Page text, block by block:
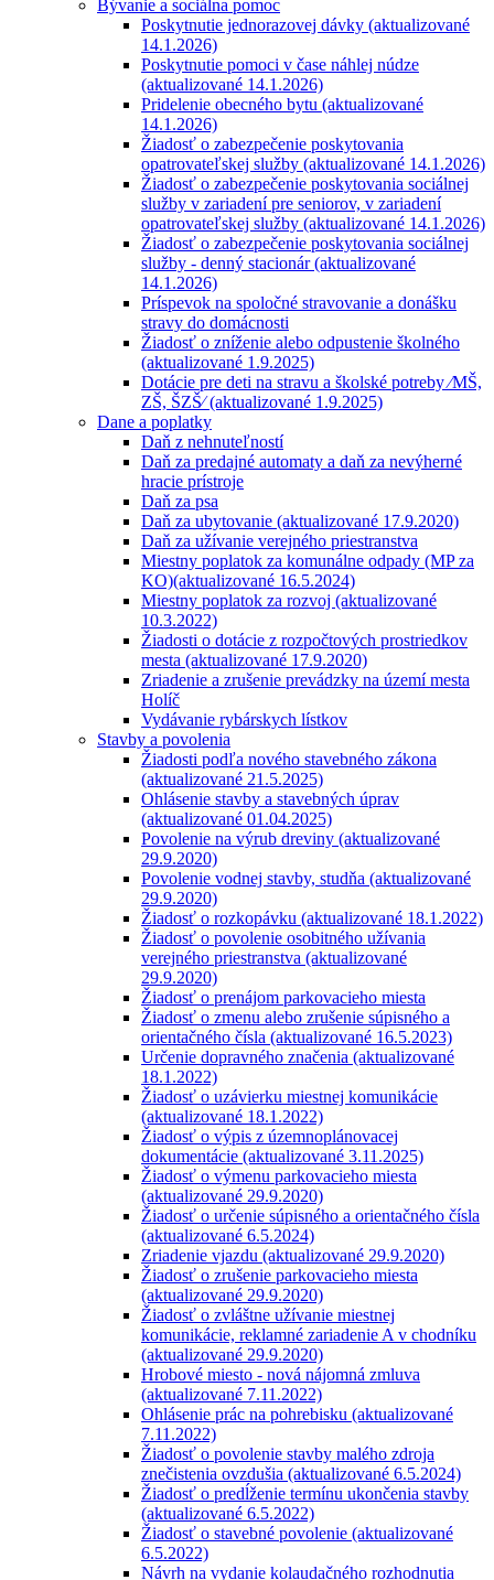
Bývanie a sociálna pomoc
Poskytnutie jednorazovej dávky (aktualizované
14.1.2026)
Poskytnutie pomoci v čase náhlej núdze
(aktualizované 14.1.2026)
Pridelenie obecného bytu (aktualizované
14.1.2026)
Žiadosť o zabezpečenie poskytovania
opatrovateľskej služby (aktualizované 14.1.2026)
Žiadosť o zabezpečenie poskytovania sociálnej
služby v zariadení pre seniorov, v zariadení
opatrovateľskej služby (aktualizované 14.1.2026)
Žiadosť o zabezpečenie poskytovania sociálnej
služby - denný stacionár (aktualizované
14.1.2026)
Príspevok na spoločné stravovanie a donášku
stravy do domácnosti
Žiadosť o zníženie alebo odpustenie školného
(aktualizované 1.9.2025)
Dotácie pre deti na stravu a školské potreby ⁄MŠ,
ZŠ, ŠZŠ⁄ (aktualizované 1.9.2025)
Dane a poplatky
Daň z nehnuteľností
Daň za predajné automaty a daň za nevýherné
hracie prístroje
Daň za psa
Daň za ubytovanie (aktualizované 17.9.2020)
Daň za užívanie verejného priestranstva
Miestny poplatok za komunálne odpady (MP za
KO)(aktualizované 16.5.2024)
Miestny poplatok za rozvoj (aktualizované
10.3.2022)
Žiadosti o dotácie z rozpočtových prostriedkov
mesta (aktualizované 17.9.2020)
Zriadenie a zrušenie prevádzky na území mesta
Holíč
Vydávanie rybárskych lístkov
Stavby a povolenia
Žiadosti podľa nového stavebného zákona
(aktualizované 21.5.2025)
Ohlásenie stavby a stavebných úprav
(aktualizované 01.04.2025)
Povolenie na výrub dreviny (aktualizované
29.9.2020)
Povolenie vodnej stavby, studňa (aktualizované
29.9.2020)
Žiadosť o rozkopávku (aktualizované 18.1.2022)
Žiadosť o povolenie osobitného užívania
verejného priestranstva (aktualizované
29.9.2020)
Žiadosť o prenájom parkovacieho miesta
Žiadosť o zmenu alebo zrušenie súpisného a
orientačného čísla (aktualizované 16.5.2023)
Určenie dopravného značenia (aktualizované
18.1.2022)
Žiadosť o uzávierku miestnej komunikácie
(aktualizované 18.1.2022)
Žiadosť o výpis z územnoplánovacej
dokumentácie (aktualizované 3.11.2025)
Žiadosť o výmenu parkovacieho miesta
(aktualizované 29.9.2020)
Žiadosť o určenie súpisného a orientačného čísla
(aktualizované 6.5.2024)
Zriadenie vjazdu (aktualizované 29.9.2020)
Žiadosť o zrušenie parkovacieho miesta
(aktualizované 29.9.2020)
Žiadosť o zvláštne užívanie miestnej
komunikácie, reklamné zariadenie A v chodníku
(aktualizované 29.9.2020)
Hrobové miesto - nová nájomná zmluva
(aktualizované 7.11.2022)
Ohlásenie prác na pohrebisku (aktualizované
7.11.2022)
Žiadosť o povolenie stavby malého zdroja
znečistenia ovzdušia (aktualizované 6.5.2024)
Žiadosť o predĺženie termínu ukončenia stavby
(aktualizované 6.5.2022)
Žiadosť o stavebné povolenie (aktualizované
6.5.2022)
Návrh na vydanie kolaudačného rozhodnutia